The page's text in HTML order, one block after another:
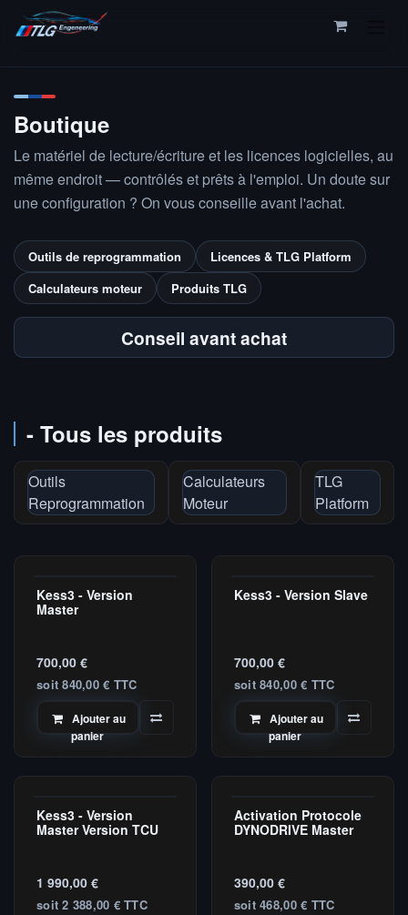
Se rendre au contenu
Boutique
Le matériel de lecture/écriture et les licences logicielles, au
même endroit — contrôlés et prêts à l'emploi. Un doute sur
une configuration ? On vous conseille avant l'achat.
Outils de reprogrammation
Licences & TLG Platform
Calculateurs moteur
Produits TLG
Conseil avant achat
- Tous les produits
Outils
Reprogrammation
Calculateurs
Moteur
TLG
Platform
Master
Kess3 - Version
Master
700,00 €
soit 840,00 € TTC
Ajouter au
panier
Slave
Kess3 - Version Slave
700,00€
soit 840,00 € TTC
Ajouter au
panier
Master
Kess3 - Version
Master Version TCU
1 990,00 €
soit 2 388,00 € TTC
Master
Activation Protocole
DYNODRIVE Master
390,00€
soit 468,00 € TTC